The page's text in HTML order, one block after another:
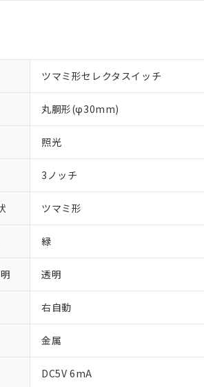
ツマミ形セレクタスイッチ
丸胴形(φ30mm)
照光
3ノッチ
ツマミ形
緑
透明
右自動
金属
DC5V 6mA
※1 対応状況